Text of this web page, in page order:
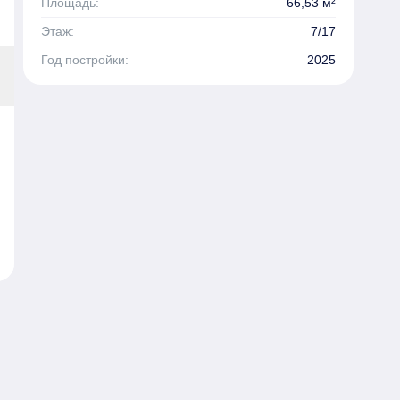
Этаж:
7/17
Год постройки:
2025